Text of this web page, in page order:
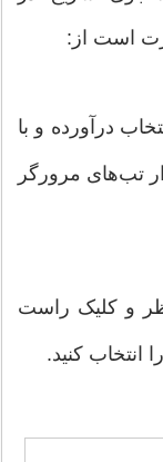
است از:
درآورده و با
تب‌های مرورگر
و کلیک راست